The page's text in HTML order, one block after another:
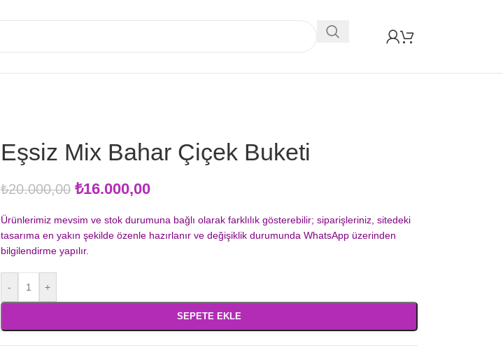
Eşsiz Mix Bahar Çiçek Buketi
₺20.000,00 ₺16.000,00
Ürünlerimiz mevsim ve stok durumuna bağlı olarak farklılık gösterebilir; siparişleriniz, sitedeki
tasarıma en yakın şekilde özenle hazırlanır ve değişiklik durumunda WhatsApp üzerinden
bilgilendirme yapılır.
- +
SEPETE EKLE